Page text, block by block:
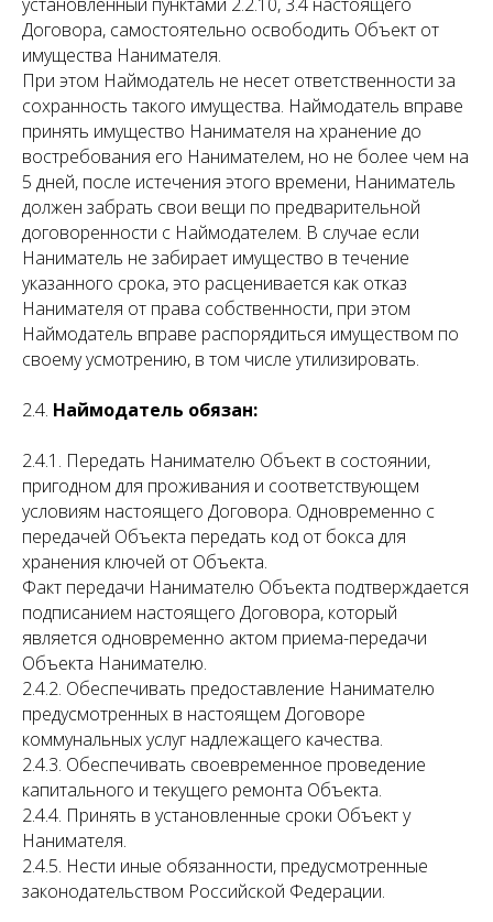
Договора, самостоятельно освободить Объект от
имущества Нанимателя.
При этом Наймодатель не несет ответственности за
сохранность такого имущества. Наймодатель вправе
принять имущество Нанимателя на хранение до
востребования его Нанимателем, но не более чем на
5 дней, после истечения этого времени, Наниматель
должен забрать свои вещи по предварительной
договоренности с Наймодателем. В случае если
Наниматель не забирает имущество в течение
указанного срока, это расценивается как отказ
Нанимателя от права собственности, при этом
Наймодатель вправе распорядиться имуществом по
своему усмотрению, в том числе утилизировать.
2.4. Наймодатель обязан:
2.4.1. Передать Нанимателю Объект в состоянии,
пригодном для проживания и соответствующем
условиям настоящего Договора. Одновременно с
передачей Объекта передать код от бокса для
хранения ключей от Объекта.
Факт передачи Нанимателю Объекта подтверждается
подписанием настоящего Договора, который
является одновременно актом приема-передачи
Объекта Нанимателю.
2.4.2. Обеспечивать предоставление Нанимателю
предусмотренных в настоящем Договоре
коммунальных услуг надлежащего качества.
2.4.3. Обеспечивать своевременное проведение
капитального и текущего ремонта Объекта.
2.4.4. Принять в установленные сроки Объект у
Нанимателя.
2.4.5. Нести иные обязанности, предусмотренные
законодательством Российской Федерации.